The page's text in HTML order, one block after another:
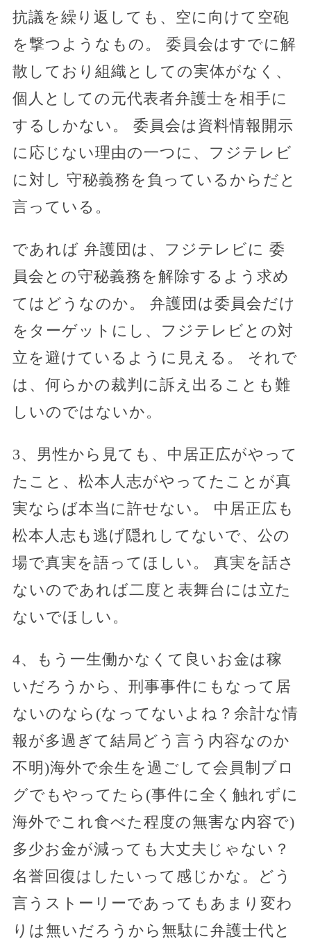
抗議を繰り返しても、空に向けて空砲
を撃つようなもの。 委員会はすでに解
散しており組織としての実体がなく、
個人としての元代表者弁護士を相手に
するしかない。 委員会は資料情報開示
に応じない理由の一つに、フジテレビ
に対し 守秘義務を負っているからだと
言っている。
であれば 弁護団は、フジテレビに 委
員会との守秘義務を解除するよう求め
てはどうなのか。 弁護団は委員会だけ
をターゲットにし、フジテレビとの対
立を避けているように見える。 それで
は、何らかの裁判に訴え出ることも難
しいのではないか。
3、男性から見ても、中居正広がやって
たこと、松本人志がやってたことが真
実ならば本当に許せない。 中居正広も
松本人志も逃げ隠れしてないで、公の
場で真実を語ってほしい。 真実を話さ
ないのであれば二度と表舞台には立た
ないでほしい。
4、もう一生働かなくて良いお金は稼
いだろうから、刑事事件にもなって居
ないのなら(なってないよね？余計な情
報が多過ぎて結局どう言う内容なのか
不明)海外で余生を過ごして会員制ブロ
グでもやってたら(事件に全く触れずに
海外でこれ食べた程度の無害な内容で)
多少お金が減っても大丈夫じゃない？
名誉回復はしたいって感じかな。どう
言うストーリーであってもあまり変わ
りは無いだろうから無駄に弁護士代と